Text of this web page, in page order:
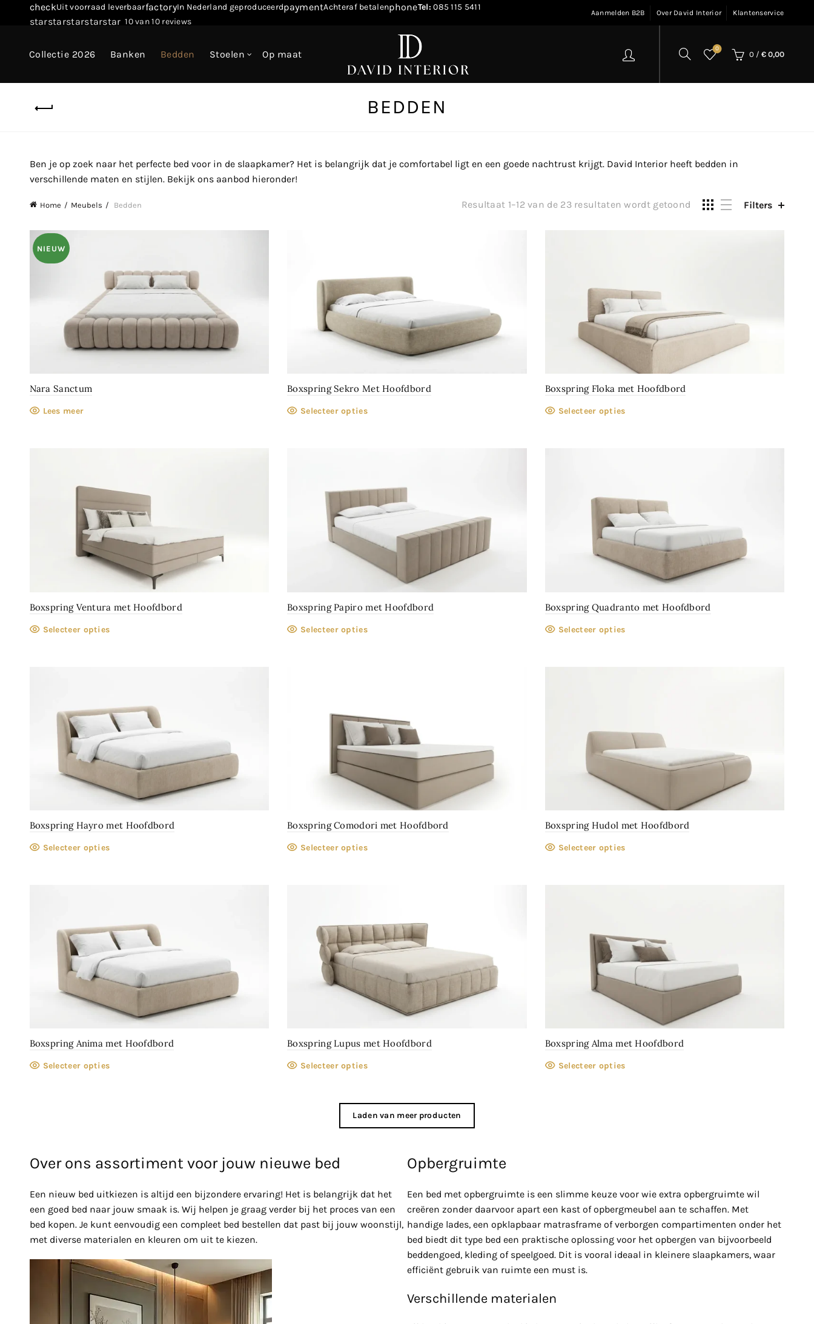
checkUit voorraad leverbaarfactoryIn Nederland geproduceerdpaymentAchteraf betalenphoneTel: 085 115 5411
starstarstarstarstar 10 van 10 reviews
Aanmelden B2B Over David Interior Klantenservice
Collectie 2026 Banken Bedden Stoelen Op maat
0
0 / €0,00
BEDDEN
Ben je op zoek naar het perfecte bed voor in de slaapkamer? Het is belangrijk dat je comfortabel ligt en een goede nachtrust krijgt. David Interior heeft bedden in
verschillende maten en stijlen. Bekijk ons aanbod hieronder!
Home Meubels Bedden Resultaat 1–12 van de 23 resultaten wordt getoond Gesorteerd
Filters
NIEUW
Nara Sanctum
Lees meer
Boxspring Sekro Met Hoofdbord
Selecteer opties
Boxspring Floka met Hoofdbord
Selecteer opties
Boxspring Ventura met Hoofdbord
Selecteer opties
Boxspring Papiro met Hoofdbord
Selecteer opties
Boxspring Quadranto met Hoofdbord
Selecteer opties
Boxspring Hayro met Hoofdbord
Selecteer opties
Boxspring Comodori met Hoofdbord
Selecteer opties
Boxspring Hudol met Hoofdbord
Selecteer opties
Boxspring Anima met Hoofdbord
Selecteer opties
Boxspring Lupus met Hoofdbord
Selecteer opties
Boxspring Alma met Hoofdbord
Selecteer opties
Laden van meer producten
Over ons assortiment voor jouw nieuwe bed
Een nieuw bed uitkiezen is altijd een bijzondere ervaring! Het is belangrijk dat het
een goed bed naar jouw smaak is. Wij helpen je graag verder bij het proces van een
bed kopen. Je kunt eenvoudig een compleet bed bestellen dat past bij jouw woonstijl,
met diverse materialen en kleuren om uit te kiezen.
Opbergruimte
Een bed met opbergruimte is een slimme keuze voor wie extra opbergruimte wil
creëren zonder daarvoor apart een kast of opbergmeubel aan te schaffen. Met
handige lades, een opklapbaar matrasframe of verborgen compartimenten onder het
bed biedt dit type bed een praktische oplossing voor het opbergen van bijvoorbeeld
beddengoed, kleding of speelgoed. Dit is vooral ideaal in kleinere slaapkamers, waar
efficiënt gebruik van ruimte een must is.
Verschillende materialen